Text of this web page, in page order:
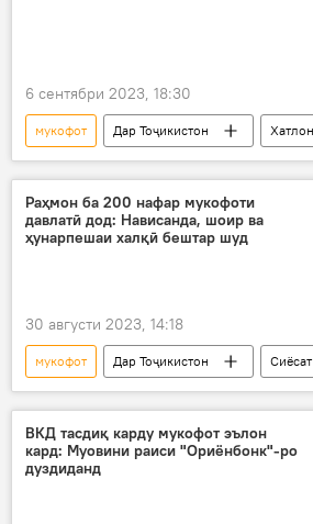
6 сентябри 2023, 18:30
мукофот Дар Тоҷикистон
Хатлон
Давлаталӣ Саид
фаъолон
Раҳмон ба 200 нафар мукофоти
давлатӣ дод: Нависанда, шоир ва
ҳунарпешаи халқӣ бештар шуд
30 августи 2023, 14:18
мукофот Дар Тоҷикистон
Сиёсат
ҷоиза
давлатӣ
ВКД тасдиқ карду мукофот эълон
кард: Муовини раиси "Ориёнбонк"-ро
дуздиданд